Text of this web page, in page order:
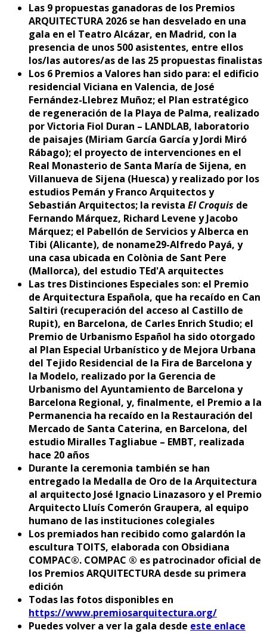
Las 9 propuestas ganadoras de los Premios
ARQUITECTURA 2026 se han desvelado en una
gala en el Teatro Alcázar, en Madrid, con la
presencia de unos 500 asistentes, entre ellos
los/las autores/as de las 25 propuestas finalistas
Los 6 Premios a Valores han sido para: el edificio
residencial Viciana en Valencia, de José
Fernández-Llebrez Muñoz; el Plan estratégico
de regeneración de la Playa de Palma, realizado
por Victoria Fiol Duran – LANDLAB, laboratorio
de paisajes (Miriam García García y Jordi Miró
Rábago); el proyecto de intervenciones en el
Real Monasterio de Santa María de Sijena, en
Villanueva de Sijena (Huesca) y realizado por los
estudios Pemán y Franco Arquitectos y
Sebastián Arquitectos; la revista El Croquis de
Fernando Márquez, Richard Levene y Jacobo
Márquez; el Pabellón de Servicios y Alberca en
Tibi (Alicante), de noname29-Alfredo Payá, y
una casa ubicada en Colònia de Sant Pere
(Mallorca), del estudio TEd'A arquitectes
Las tres Distinciones Especiales son: el Premio
de Arquitectura Española, que ha recaído en Can
Saltiri (recuperación del acceso al Castillo de
Rupit), en Barcelona, de Carles Enrich Studio; el
Premio de Urbanismo Español ha sido otorgado
al Plan Especial Urbanístico y de Mejora Urbana
del Tejido Residencial de la Fira de Barcelona y
la Modelo, realizado por la Gerencia de
Urbanismo del Ayuntamiento de Barcelona y
Barcelona Regional, y, finalmente, el Premio a la
Permanencia ha recaído en la Restauración del
Mercado de Santa Caterina, en Barcelona, del
estudio Miralles Tagliabue – EMBT, realizada
hace 20 años
Durante la ceremonia también se han
entregado la Medalla de Oro de la Arquitectura
al arquitecto José Ignacio Linazasoro y el Premio
Arquitecto Lluís Comerón Graupera, al equipo
humano de las instituciones colegiales
Los premiados han recibido como galardón la
escultura TOITS, elaborada con Obsidiana
COMPAC®. COMPAC ® es patrocinador oficial de
los Premios ARQUITECTURA desde su primera
edición
Todas las fotos disponibles en
https://www.premiosarquitectura.org/
Puedes volver a ver la gala desde este enlace